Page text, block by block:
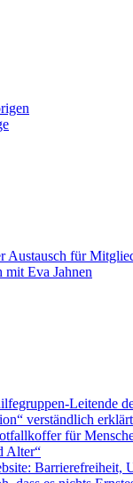
Austausch für
mit Eva Jahnen
Leitende
verständlich erklärt
für
Alter“
Barrierefreiheit,